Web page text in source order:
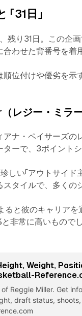
31日」
残り31日。この企
わせた背番号を着
位付けや優劣を示
レジー・ミラー
ナ・ペイサーズの
ターで、3ポイント
しい「アウトサイド
タイルで、多くの
と彼のキャリア
非常に高いもので
Weight,
Reggie Miller. Get
draft status,